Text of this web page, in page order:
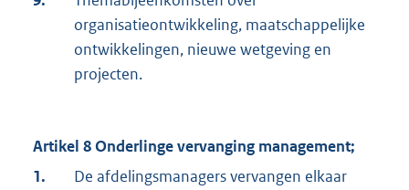
organisatieontwikkeling, maatschappelijke
ontwikkelingen, nieuwe wetgeving en
projecten.
Artikel 8 Onderlinge vervanging management;
1.
De afdelingsmanagers vervangen elkaar